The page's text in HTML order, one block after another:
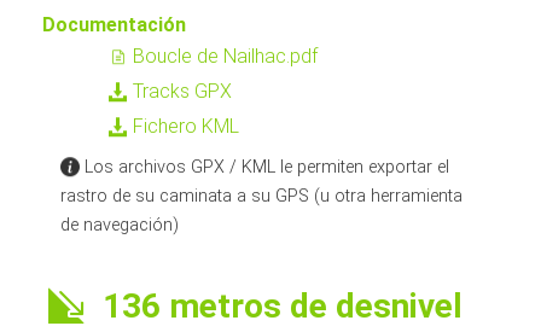
Documentación
Boucle de Nailhac.pdf
Tracks GPX
Fichero KML
Los archivos GPX / KML le permiten exportar el
rastro de su caminata a su GPS (u otra herramienta
de navegación)
136 metros de desnivel